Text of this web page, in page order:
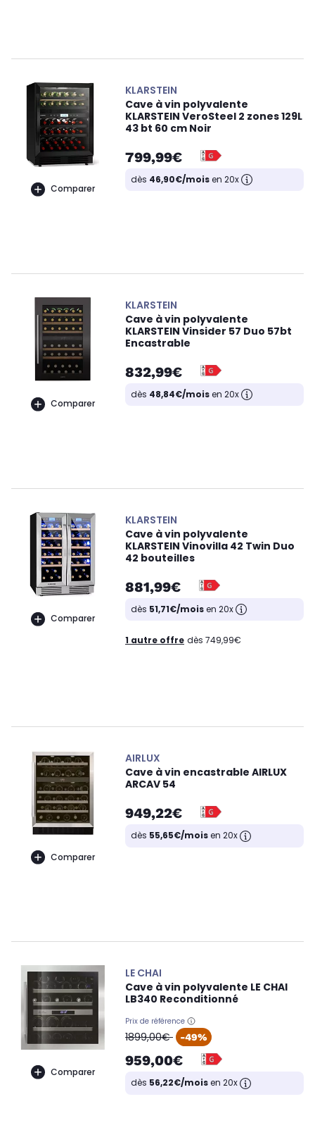
Comparer
KLARSTEIN
Cave à vin polyvalente
KLARSTEIN VeroSteel 2 zones 129L
43 bt 60 cm Noir
799,99€
dès 46,90€/moisen 20x
Comparer
KLARSTEIN
Cave à vin polyvalente
KLARSTEIN Vinsider 57 Duo 57bt
Encastrable
832,99€
dès 48,84€/moisen 20x
Comparer
KLARSTEIN
Cave à vin polyvalente
KLARSTEIN Vinovilla 42 Twin Duo
42 bouteilles
881,99€
dès 51,71€/moisen 20x
1 autre offre dès 749,99€
Comparer
AIRLUX
Cave à vin encastrable AIRLUX
ARCAV 54
949,22€
dès 55,65€/moisen 20x
Comparer
LE CHAI
Cave à vin polyvalente LE CHAI
LB340 Reconditionné
Prix de référence
oldPrice
1899,00€ -49%
959,00€
dès 56,22€/moisen 20x